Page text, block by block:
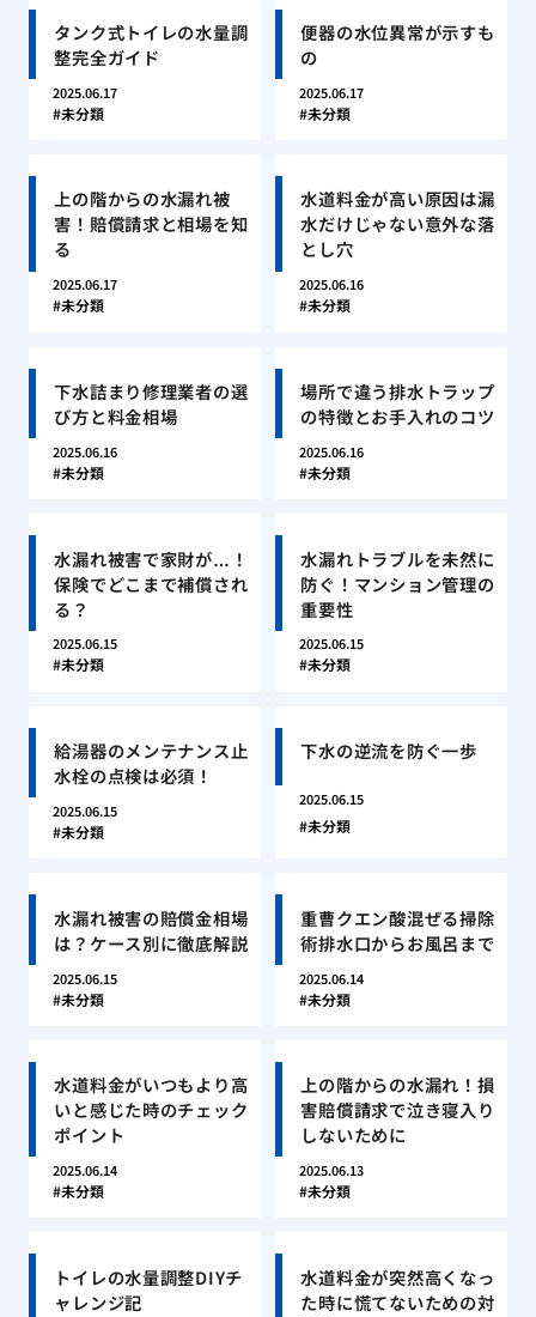
タンク式トイレの水量調
整完全ガイド
2025.06.17
未分類
便器の水位異常が示すも
の
2025.06.17
未分類
上の階からの水漏れ被
害！賠償請求と相場を知
る
2025.06.17
未分類
水道料金が高い原因は漏
水だけじゃない意外な落
とし穴
2025.06.16
未分類
下水詰まり修理業者の選
び方と料金相場
2025.06.16
未分類
場所で違う排水トラップ
の特徴とお手入れのコツ
2025.06.16
未分類
水漏れ被害で家財が…！
保険でどこまで補償され
る？
2025.06.15
未分類
水漏れトラブルを未然に
防ぐ！マンション管理の
重要性
2025.06.15
未分類
給湯器のメンテナンス止
水栓の点検は必須！
2025.06.15
未分類
下水の逆流を防ぐ一歩
2025.06.15
未分類
水漏れ被害の賠償金相場
は？ケース別に徹底解説
2025.06.15
未分類
重曹クエン酸混ぜる掃除
術排水口からお風呂まで
2025.06.14
未分類
水道料金がいつもより高
いと感じた時のチェック
ポイント
2025.06.14
未分類
上の階からの水漏れ！損
害賠償請求で泣き寝入り
しないために
2025.06.13
未分類
トイレの水量調整DIYチ
ャレンジ記
水道料金が突然高くなっ
た時に慌てないための対